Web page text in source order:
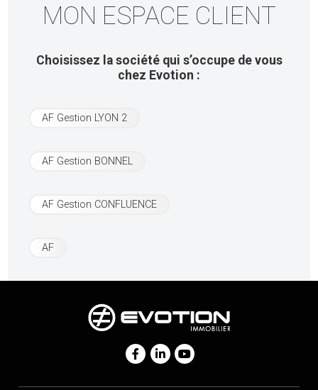
MON ESPACE CLIENT
Choisissez la société qui s’occupe de vous
chez Evotion :
AF Gestion LYON 2
AF Gestion BONNEL
AF Gestion CONFLUENCE
AF